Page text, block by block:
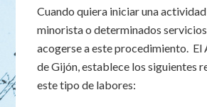
Cuando quiera iniciar una
minorista o determinados
acogerse a este procedimiento. El
de Gijón, establece los siguientes
este tipo de labores: